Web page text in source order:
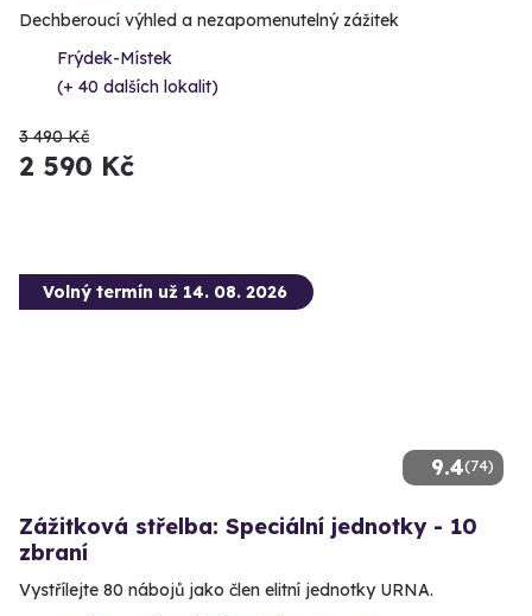
Dechberoucí výhled a nezapomenutelný zážitek
Frýdek-Místek
(+ 40 dalších lokalit)
3 490 Kč
2 590 Kč
9.4(74)
Volný termín už 14. 08. 2026
Zážitková střelba: Speciální jednotky - 10
zbraní
Vystřílejte 80 nábojů jako člen elitní jednotky URNA.